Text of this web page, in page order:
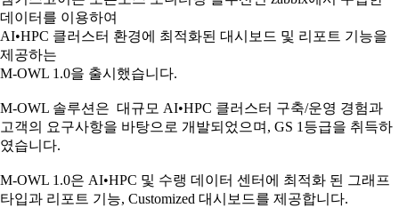
데이터를 이용하여
AI•HPC 클러스터 환경에 최적화된 대시보드 및 리포트 기능을
제공하는
M-OWL 1.0을 출시했습니다.
M-OWL 솔루션은 대규모 AI•HPC 클러스터 구축/운영 경험과
고객의 요구사항을 바탕으로 개발되었으며, GS 1등급을 취득하
였습니다.
M-OWL 1.0은 AI•HPC 및 수랭 데이터 센터에 최적화 된 그래프
타입과 리포트 기능, Customized 대시보드를 제공합니다.